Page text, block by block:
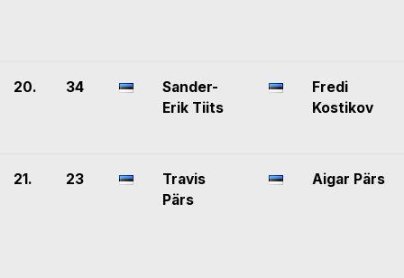
20. 34
Sander-
Erik Tiits
Fredi
Kostikov
21. 23
Travis
Pärs
Aigar Pärs